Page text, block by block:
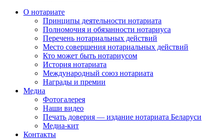
О нотариате
Принципы деятельности нотариата
Полномочия и обязанности нотариуса
Перечень нотариальных действий
Место совершения нотариальных действий
Кто может быть нотариусом
История нотариата
Международный союз нотариата
Награды и премии
Медиа
Фотогалерея
Наши видео
Печать доверия — издание нотариата Беларуси
Медиа-кит
Контакты